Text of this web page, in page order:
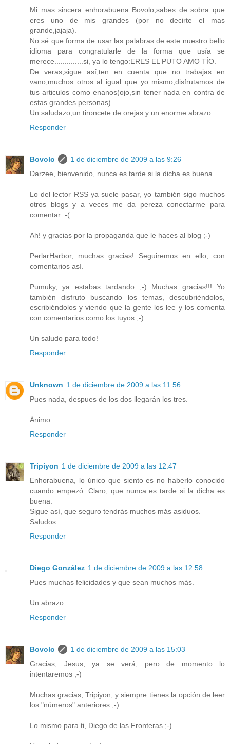
Mi mas sincera enhorabuena Bovolo,sabes de sobra que
eres uno de mis grandes (por no decirte el mas
grande,jajaja).
No sé que forma de usar las palabras de este nuestro bello
idioma para congratularle de la forma que usía se
merece..............si, ya lo tengo:ERES EL PUTO AMO TÍO.
De veras,sigue así,ten en cuenta que no trabajas en
vano,muchos otros al igual que yo mismo,disfrutamos de
tus articulos como enanos(ojo,sin tener nada en contra de
estas grandes personas).
Un saludazo,un tironcete de orejas y un enorme abrazo.
Responder
Bovolo
1 de diciembre de 2009 a las 9:26
Darzee, bienvenido, nunca es tarde si la dicha es buena.
Lo del lector RSS ya suele pasar, yo también sigo muchos
otros blogs y a veces me da pereza conectarme para
comentar :-(
Ah! y gracias por la propaganda que le haces al blog ;-)
PerlarHarbor, muchas gracias! Seguiremos en ello, con
comentarios así.
Pumuky, ya estabas tardando ;-) Muchas gracias!!! Yo
también disfruto buscando los temas, descubriéndolos,
escribiéndolos y viendo que la gente los lee y los comenta
con comentarios como los tuyos ;-)
Un saludo para todo!
Responder
Unknown 1 de diciembre de 2009 a las 11:56
Pues nada, despues de los dos llegarán los tres.
Ánimo.
Responder
Tripiyon 1 de diciembre de 2009 a las 12:47
Enhorabuena, lo único que siento es no haberlo conocido
cuando empezó. Claro, que nunca es tarde si la dicha es
buena.
Sigue así, que seguro tendrás muchos más asiduos.
Saludos
Responder
Diego González 1 de diciembre de 2009 a las 12:58
Pues muchas felicidades y que sean muchos más.
Un abrazo.
Responder
Bovolo
1 de diciembre de 2009 a las 15:03
Gracias, Jesus, ya se verá, pero de momento lo
intentaremos ;-)
Muchas gracias, Tripiyon, y siempre tienes la opción de leer
los "números" anteriores ;-)
Lo mismo para ti, Diego de las Fronteras ;-)